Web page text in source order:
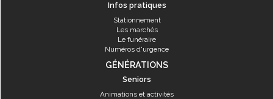
Infos pratiques
Stationnement
Les marchés
Le funéraire
Numéros d'urgence
GÉNÉRATIONS
Seniors
Animations et activités